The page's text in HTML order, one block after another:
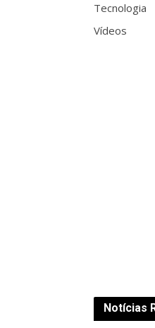
Tecnologia
Vídeos
Notícias